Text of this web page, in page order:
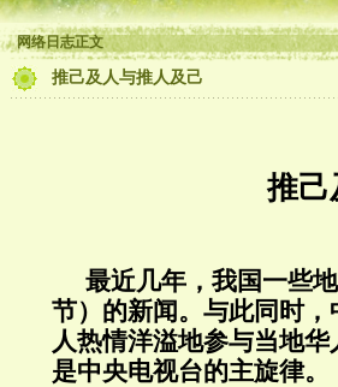
网络日志正文
推己及人与推人及己
推己
最近几年，我国一些
节）的新闻。与此同时
人热情洋溢地参与当地
是中央电视台的主旋律。